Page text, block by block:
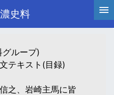
史料
ループ)
テキスト(目録)
之、岩崎主馬に皆